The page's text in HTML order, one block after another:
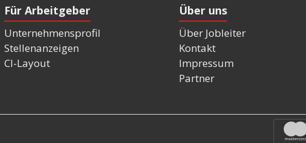
Für Arbeitgeber
Unternehmensprofil
Stellenanzeigen
CI-Layout
Über uns
Über Jobleiter
Kontakt
Impressum
Partner